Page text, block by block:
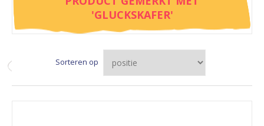
'GLUCKSKAFER'
Sorteren op